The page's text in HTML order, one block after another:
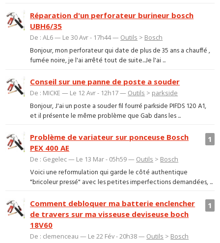
Réparation d'un perforateur burineur bosch
UBH6/35
De : AL6 — Le 30 Avr - 17h44 — Outils > Bosch
Bonjour, mon perforateur qui date de plus de 35 ans a chauffé ,
fumée noire, je l'ai arrêté tout de suite...Je l'ai ...
Conseil sur une panne de poste a souder
De : MICKE — Le 12 Avr - 12h17 — Outils > parkside
Bonjour, J'ai un poste a souder fil fourré parkside PIFDS 120 A1,
et il présente le même problème que Gab dans les ...
1
Problème de variateur sur ponceuse Bosch
PEX 400 AE
De : Gegelec — Le 13 Mar - 05h59 — Outils > Bosch
Voici une reformulation qui garde le côté authentique
"bricoleur pressé" avec les petites imperfections demandées, ...
1
Comment debloquer ma batterie enclencher
de travers sur ma visseuse deviseuse boch
18V60
De : clemenceau — Le 22 Fév - 20h38 — Outils > Bosch